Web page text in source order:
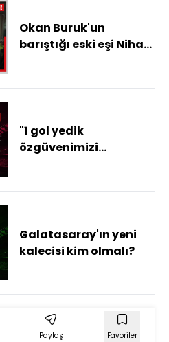
Okan Buruk'un
barıştığı eski eşi Nihan
"1 gol yedik
özgüvenimizi
Galatasaray'ın yeni
kalecisi kim olmalı?
Paylaş Favoriler